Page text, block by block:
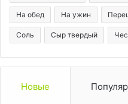
На обед На ужин
Соль Сыр твердый
Новые